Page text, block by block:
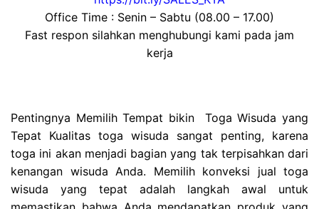
Office Time : Senin – Sabtu (08.00 – 17.00)
Fast respon silahkan menghubungi kami pada jam
kerja
Pentingnya Memilih Tempat bikin Toga Wisuda yang
Tepat Kualitas toga wisuda sangat penting, karena
toga ini akan menjadi bagian yang tak terpisahkan dari
kenangan wisuda Anda. Memilih konveksi jual toga
wisuda yang tepat adalah langkah awal untuk